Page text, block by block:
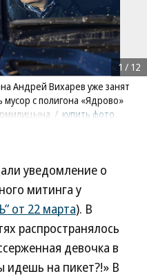
Андрей Вихарев уже занят
мусор с полигона «Ядрово»
/ купить фото
1 / 12
уведомление о
митинга у
от 22 марта). В
распространялось
девочка в
идешь на пикет?!» В